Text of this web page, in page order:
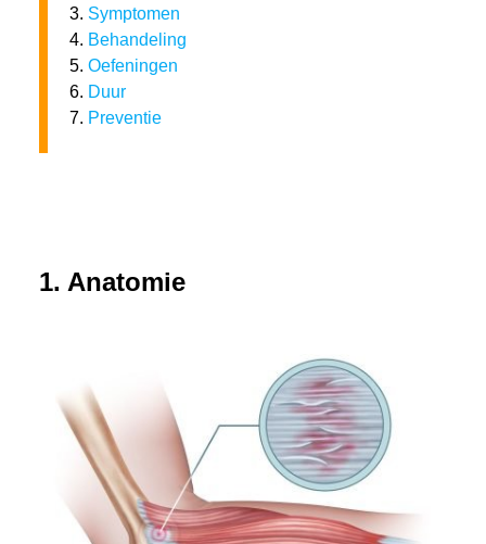
3. Symptomen
4. Behandeling
5. Oefeningen
6. Duur
7. Preventie
1. Anatomie